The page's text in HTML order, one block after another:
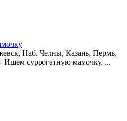
Наб. Челны, Казань, Пермь,
Ищем суррогатную мамочку. ...